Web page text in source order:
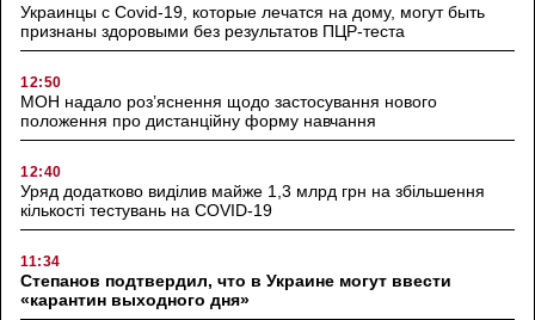
Украинцы с Covid-19, которые лечатся на дому, могут быть
признаны здоровыми без результатов ПЦР-теста
12:50
МОН надало роз’яснення щодо застосування нового
положення про дистанційну форму навчання
12:40
Уряд додатково виділив майже 1,3 млрд грн на збільшення
кількості тестувань на COVID-19
11:34
Степанов подтвердил, что в Украине могут ввести
«карантин выходного дня»